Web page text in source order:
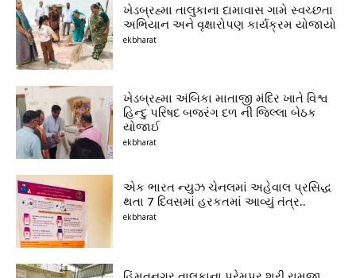
ખેડબ્રહ્મા તાલુકાના દામાવાસ ગામે સ્વચ્છતા
અભિયાન અને વૃક્ષારોપણ કાર્યક્રમ યોજાયો
ekbharat
ખેડબ્રહ્મા અંબિકા માતાજી મંદિર ખાતે વિશ્વ
હિન્દુ પરિષદ બજરંગ દળ ની જિલ્લા બેઠક
યોજાઈ
ekbharat
એક ભારત ન્યુઝ ચેનલમાં અહેવાલ પ્રસિદ્ધ
થતા 7 દિવસમાં હરકતમાં આવ્યું તંત્ર..
ekbharat